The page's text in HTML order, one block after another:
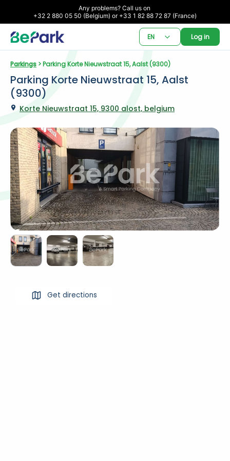
Any problems? Call us on
+32 2 880 05 50 (Belgium) or +33 1 82 88 72 87 (France)
EN Log in
Parkings > Parking Korte Nieuwstraat 15, Aalst (9300)
Parking Korte Nieuwstraat 15, Aalst
(9300)
Korte Nieuwstraat 15, 9300 alost, belgium
Get directions